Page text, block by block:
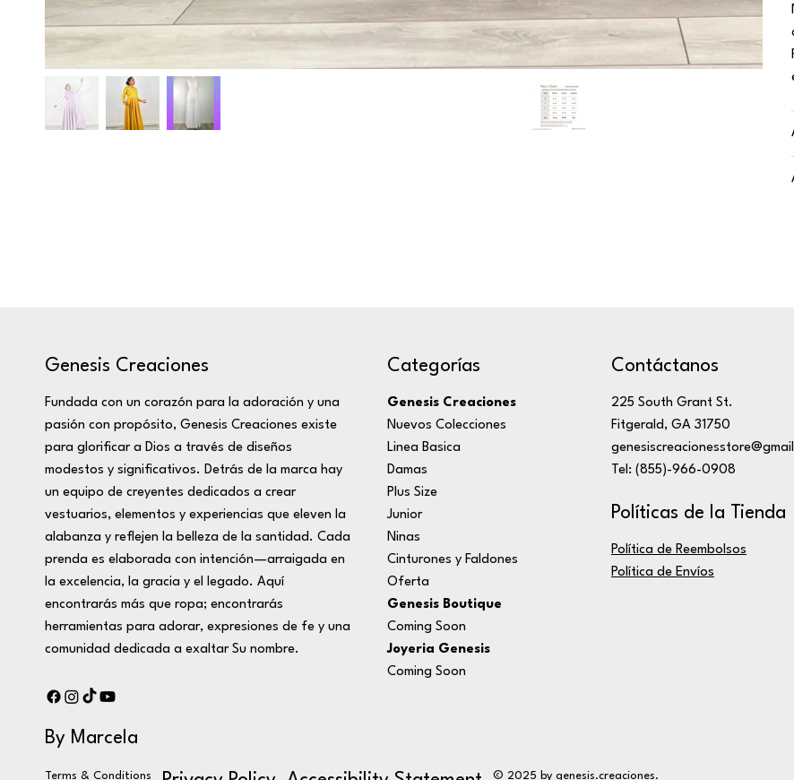
Genesis Creaciones
Fundada con un corazón para la adoración y una
pasión con propósito, Genesis Creaciones existe
para glorificar a Dios a través de diseños
modestos y significativos. Detrás de la marca hay
un equipo de creyentes dedicados a crear
vestuarios, elementos y experiencias que eleven la
alabanza y reflejen la belleza de la santidad. Cada
prenda es elaborada con intención—arraigada en
la excelencia, la gracia y el legado. Aquí
encontrarás más que ropa; encontrarás
herramientas para adorar, expresiones de fe y una
comunidad dedicada a exaltar Su nombre.
By Marcela
Categorías
Genesis Creaciones
Nuevos Colecciones
Linea Basica
Damas
Plus Size
Junior
Ninas
Cinturones y Faldones
Oferta
Genesis Boutique
Coming Soon
Joyeria Genesis
Coming Soon
Contáctanos
225 South Grant St.
Fitgerald, GA 31750
Tel: (855)-966-0908
Políticas de la Tienda
Política de Reembolsos
Política de Envíos
Terms & Conditions © 2025 by genesis.creaciones.